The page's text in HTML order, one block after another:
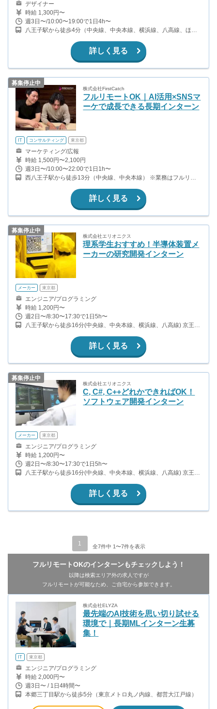
デザイナー
時給 1,300円〜
週3日〜/10:00〜19:00で1日4h〜
八王子駅から徒歩4分（中央線、中央本線、横浜線、八高線、ほ
詳しく見る
募集停止中
株式会社FirstCatch
フルリモートOK｜AI活用×SNSマ
ーケで成長できる長期インターン
IT コンサルティング 東京都
マーケティング/広報
時給 1,500円〜2,100円
週3日〜/10:00〜22:00で1日1h〜
西八王子駅から徒歩13分（中央線、中央本線） ※業務はフルリモ
詳しく見る
募集停止中
株式会社エリオニクス
理系学生おすすめ！半導体装置メ
ーカーの研究開発インターン
メーカー 東京都
エンジニア/プログラミング
時給 1,200円〜
週2日〜/8:30〜17:30で1日5h〜
八王子駅から徒歩16分(中央線、中央本線、横浜線、八高線) 京王八
詳しく見る
募集停止中
株式会社エリオニクス
C, C#, C++どれかできればOK！
ソフトウェア開発インターン
メーカー 東京都
エンジニア/プログラミング
時給 1,200円〜
週2日〜/8:30〜17:30で1日5h〜
八王子駅から徒歩16分(中央線、中央本線、横浜線、八高線) 京王八
詳しく見る
1 全7件中 1〜7件を表示
フルリモートOKのインターンもチェックしよう！
以降は検索エリア外の求人ですが
フルリモートが可能なため、ご自宅から参加できます。
株式会社ELYZA
最先端のAI技術を思い切り試せる
環境で｜長期MLインターン生募
集！
IT 東京都
エンジニア/プログラミング
時給 2,000円〜
週3日〜 / 1日4時間〜
本郷三丁目駅から徒歩5分（東京メトロ丸ノ内線、都営大江戸線）